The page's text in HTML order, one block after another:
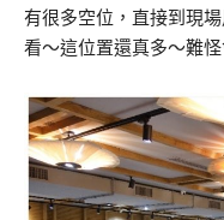
有很多空位，直接到現
看～這位置還真多～難